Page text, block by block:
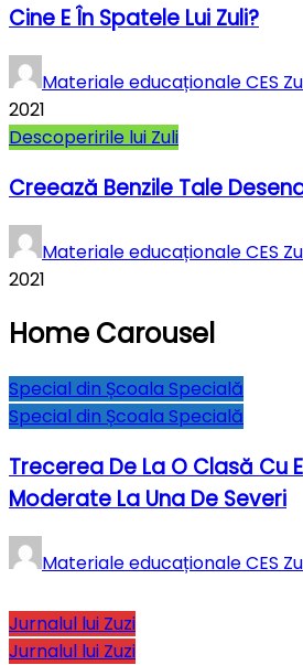
Cine E În Spatele Lui Zuli?
Materiale educaționale CES
2021
Descoperirile lui Zuli
Creează Benzile Tale
Materiale educaționale CES
2021
Home Carousel
Special din Școala Specială
Special din Școala Specială
Trecerea De La O Clasă Cu
Moderate La Una De Severi
Materiale educaționale CES
Jurnalul lui Zuzi
Jurnalul lui Zuzi